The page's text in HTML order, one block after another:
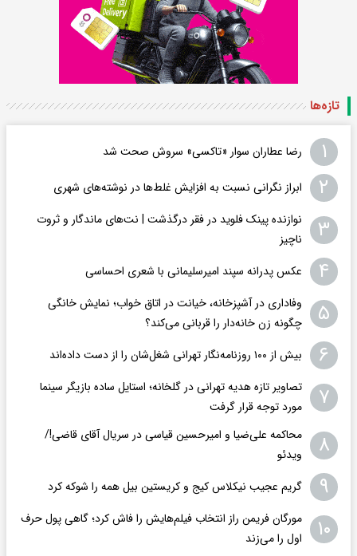
تازه‌ها
۱ رضا عطاران سوار «تاکسی» سروش صحت شد
۲ ابراز نگرانی نسبت به افزایش غلط‌ها در نوشته‌های شهری
۳
نوازنده پینک فلوید در فقر درگذشت | نت‌های ماندگار و ثروت
ناچیز
۴ عکس پدرانه سپند امیرسلیمانی با شعری احساسی
۵
وفاداری در آشپزخانه، خیانت در اتاق خواب؛ نمایش خانگی
چگونه زن خانه‌دار را قربانی می‌کند؟
۶ بیش از ۱۰۰ روزنامه‌نگار تهرانی شغل‌شان را از دست داده‌اند
۷
تصاویر تازه هدیه تهرانی در گلخانه؛ استایل ساده بازیگر سینما
مورد توجه قرار گرفت
۸
محاکمه علی‌ضیا و امیرحسین قیاسی در سریال آقای قاضی!/
ویدئو
۹ گریم عجیب نیکلاس کیج و کریستین بیل همه را شوکه کرد
۱۰
مورگان فریمن راز انتخاب فیلم‌هایش را فاش کرد؛ گاهی پول حرف
اول را می‌زند